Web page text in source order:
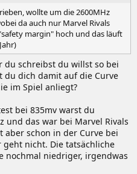
wollte um die 2600MHz
da auch nur Marvel Rivals
margin" hoch und das läuft
du schreibst du willst so bei
du dich damit auf die Curve
im Spiel anliegt?
bei 835mv warst du
und das war bei Marvel Rivals
aber schon in der Curve bei
geht nicht. Die tatsächliche
nochmal niedriger, irgendwas